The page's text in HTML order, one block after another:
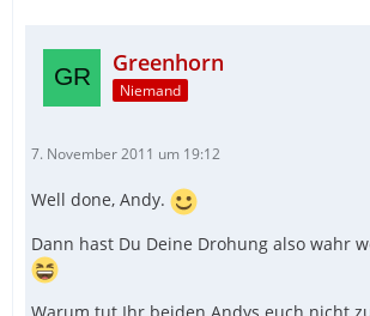
Greenhorn
Niemand
7. November 2011 um 19:12
Well done, Andy.
Dann hast Du Deine Drohung also wahr